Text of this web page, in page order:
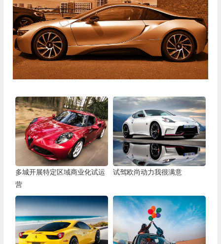
多城开展特定区域商业化试运
营
试驾欧尚动力我很满意